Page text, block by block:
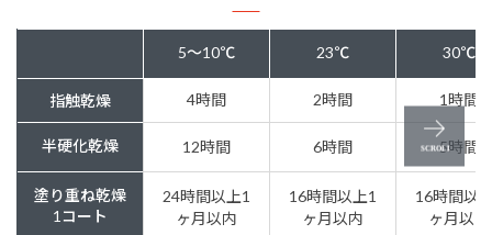
5～10℃ 23℃ 30℃
指触乾燥 4時間 2時間 1時間
半硬化乾燥 12時間 6時間 5時間
塗り重ね乾燥
1コート
24時間以上1
ヶ月以内
16時間以上1
ヶ月以内
16時間以
ヶ月以内